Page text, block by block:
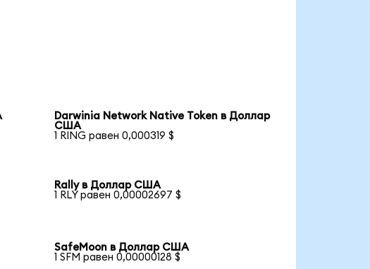
Darwinia Network Native Token в Доллар
США
1 RING равен 0,000319 $
Rally в Доллар США
1 RLY равен 0,00002697 $
SafeMoon в Доллар США
1 SFM равен 0,00000128 $